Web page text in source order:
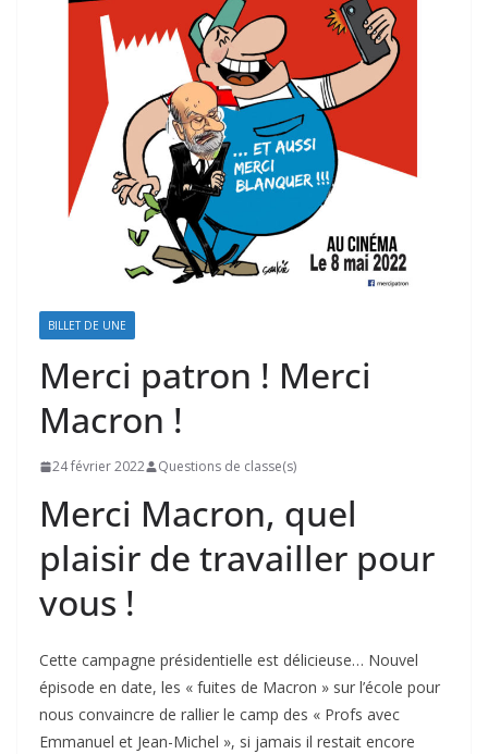
BILLET DE UNE
Merci patron ! Merci
Macron !
24 février 2022 Questions de classe(s)
Merci Macron, quel
plaisir de travailler pour
vous !
Cette campagne présidentielle est délicieuse… Nouvel
épisode en date, les « fuites de Macron » sur l’école pour
nous convaincre de rallier le camp des « Profs avec
Emmanuel et Jean-Michel », si jamais il restait encore